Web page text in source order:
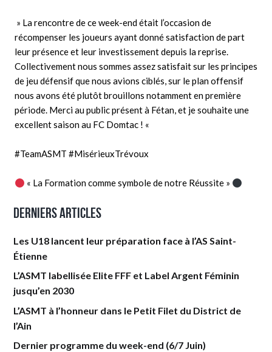
» La rencontre de ce week-end était l’occasion de
récompenser les joueurs ayant donné satisfaction de part
leur présence et leur investissement depuis la reprise.
Collectivement nous sommes assez satisfait sur les principes
de jeu défensif que nous avions ciblés, sur le plan offensif
nous avons été plutôt brouillons notamment en première
période. Merci au public présent à Fétan, et je souhaite une
excellent saison au FC Domtac ! «
#TeamASMT #MisérieuxTrévoux
« La Formation comme symbole de notre Réussite »
Derniers articles
Les U18 lancent leur préparation face à l’AS Saint-
Étienne
L’ASMT labellisée Elite FFF et Label Argent Féminin
jusqu’en 2030
L’ASMT à l’honneur dans le Petit Filet du District de
l’Ain
Dernier programme du week-end (6/7 Juin)